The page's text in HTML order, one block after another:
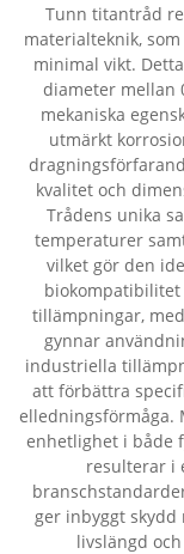
Tunn titantråd
materialteknik,
minimal vikt.
diameter mellan
mekaniska
utmärkt
kvalitet och
Trådens unika
temperaturer
vilket gör den
tillämpningar,
gynnar
industriella
att förbättra
elledningsförmåga.
enhetlighet i både
resulterar i
ger inbyggt
livslängd